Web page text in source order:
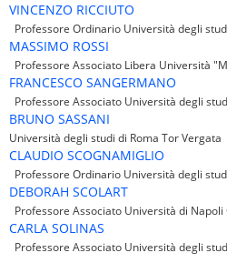
VINCENZO RICCIUTO
Professore Ordinario Università degli
MASSIMO ROSSI
Professore Associato Libera Università
FRANCESCO SANGERMANO
Professore Associato Università degli
BRUNO SASSANI
Università degli studi di Roma Tor Vergata
CLAUDIO SCOGNAMIGLIO
Professore Ordinario Università degli
DEBORAH SCOLART
Professore Associato Università di Napoli
CARLA SOLINAS
Professore Associato Università degli